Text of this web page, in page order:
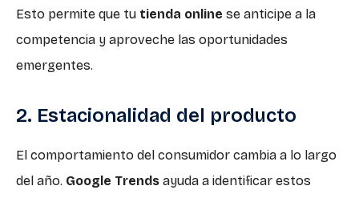
Esto permite que tu tienda online se anticipe a la
competencia y aproveche las oportunidades
emergentes.
2. Estacionalidad del producto
El comportamiento del consumidor cambia a lo largo
del año. Google Trends ayuda a identificar estos